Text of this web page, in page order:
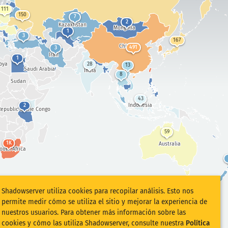
Indonesia
India
China
of the Congo
Africa
Kazakhstan Mongolia
Sudan
Iran
Saudi Arabia
Australia
59
491
1
43
28
3
167
7
2
111
8
3
2
150
1
13
1K
Shadowserver utiliza cookies para recopilar análisis. Esto nos
permite medir cómo se utiliza el sitio y mejorar la experiencia de
nuestros usuarios. Para obtener más información sobre las
cookies y cómo las utiliza Shadowserver, consulte nuestra Política